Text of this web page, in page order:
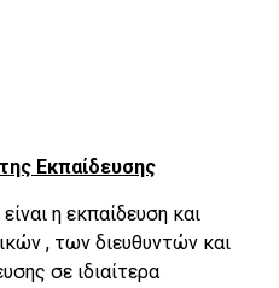
Εκπαίδευσης
η εκπαίδευση και
, των διευθυντών και
σε ιδιαίτερα